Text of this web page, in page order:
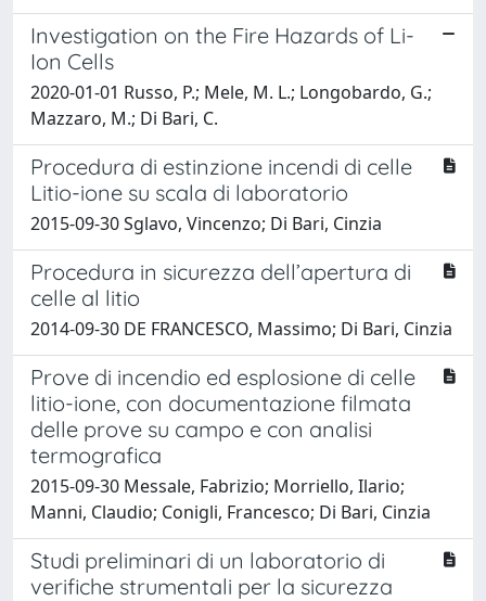
Investigation on the Fire Hazards of Li-
Ion Cells
2020-01-01 Russo, P.; Mele, M. L.; Longobardo, G.;
Mazzaro, M.; Di Bari, C.
Procedura di estinzione incendi di celle
Litio-ione su scala di laboratorio
2015-09-30 Sglavo, Vincenzo; Di Bari, Cinzia
Procedura in sicurezza dell’apertura di
celle al litio
2014-09-30 DE FRANCESCO, Massimo; Di Bari, Cinzia
Prove di incendio ed esplosione di celle
litio-ione, con documentazione filmata
delle prove su campo e con analisi
termografica
2015-09-30 Messale, Fabrizio; Morriello, Ilario;
Manni, Claudio; Conigli, Francesco; Di Bari, Cinzia
Studi preliminari di un laboratorio di
verifiche strumentali per la sicurezza